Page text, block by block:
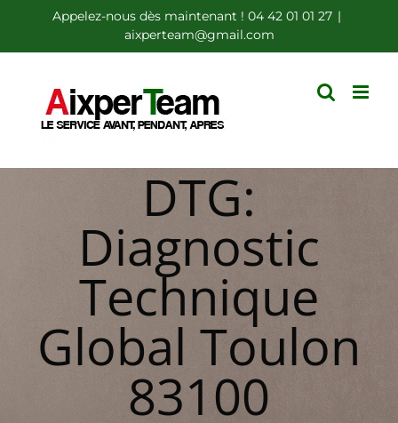
au
contenu
Appelez-nous dès maintenant ! 04 42 01 01 27 |
aixperteam@gmail.com
DTG:
Diagnostic
Technique
Global Toulon
83100